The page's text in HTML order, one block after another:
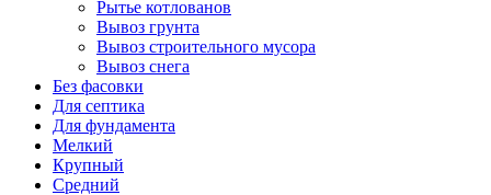
Рытье котлованов
Вывоз грунта
Вывоз строительного мусора
Вывоз снега
Без фасовки
Для септика
Для фундамента
Мелкий
Крупный
Средний